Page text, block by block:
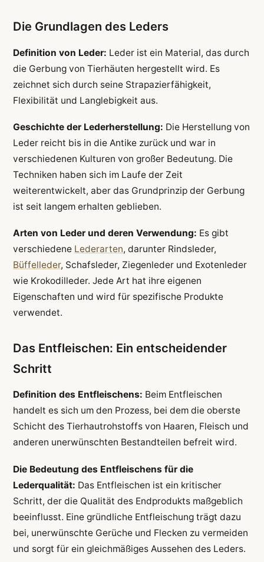
Die Grundlagen des Leders
Definition von Leder: Leder ist ein Material, das durch
die Gerbung von Tierhäuten hergestellt wird. Es
zeichnet sich durch seine Strapazierfähigkeit,
Flexibilität und Langlebigkeit aus.
Geschichte der Lederherstellung: Die Herstellung von
Leder reicht bis in die Antike zurück und war in
verschiedenen Kulturen von großer Bedeutung. Die
Techniken haben sich im Laufe der Zeit
weiterentwickelt, aber das Grundprinzip der Gerbung
ist seit langem erhalten geblieben.
Arten von Leder und deren Verwendung: Es gibt
verschiedene Lederarten, darunter Rindsleder,
Büffelleder, Schafsleder, Ziegenleder und Exotenleder
wie Krokodilleder. Jede Art hat ihre eigenen
Eigenschaften und wird für spezifische Produkte
verwendet.
Das Entfleischen: Ein entscheidender
Schritt
Definition des Entfleischens: Beim Entfleischen
handelt es sich um den Prozess, bei dem die oberste
Schicht des Tierhautrohstoffs von Haaren, Fleisch und
anderen unerwünschten Bestandteilen befreit wird.
Die Bedeutung des Entfleischens für die
Lederqualität: Das Entfleischen ist ein kritischer
Schritt, der die Qualität des Endprodukts maßgeblich
beeinflusst. Eine gründliche Entfleischung trägt dazu
bei, unerwünschte Gerüche und Flecken zu vermeiden
und sorgt für ein gleichmäßiges Aussehen des Leders.